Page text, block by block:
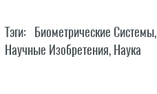
Тэги: Биометрические Системы,
Научные Изобретения, Наука